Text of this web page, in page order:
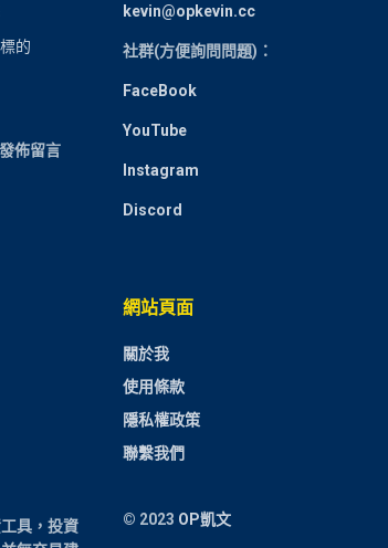
的
佈留言
具，投資
kevin@opkevin.cc
社群(方便詢問問題)：
FaceBook
YouTube
Instagram
Discord
網站頁面
關於我
使用條款
隱私權政策
聯繫我們
© 2023 OP凱文